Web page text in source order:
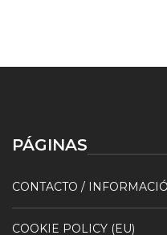
PÁGINAS
CONTACTO /
COOKIE POLICY (EU)